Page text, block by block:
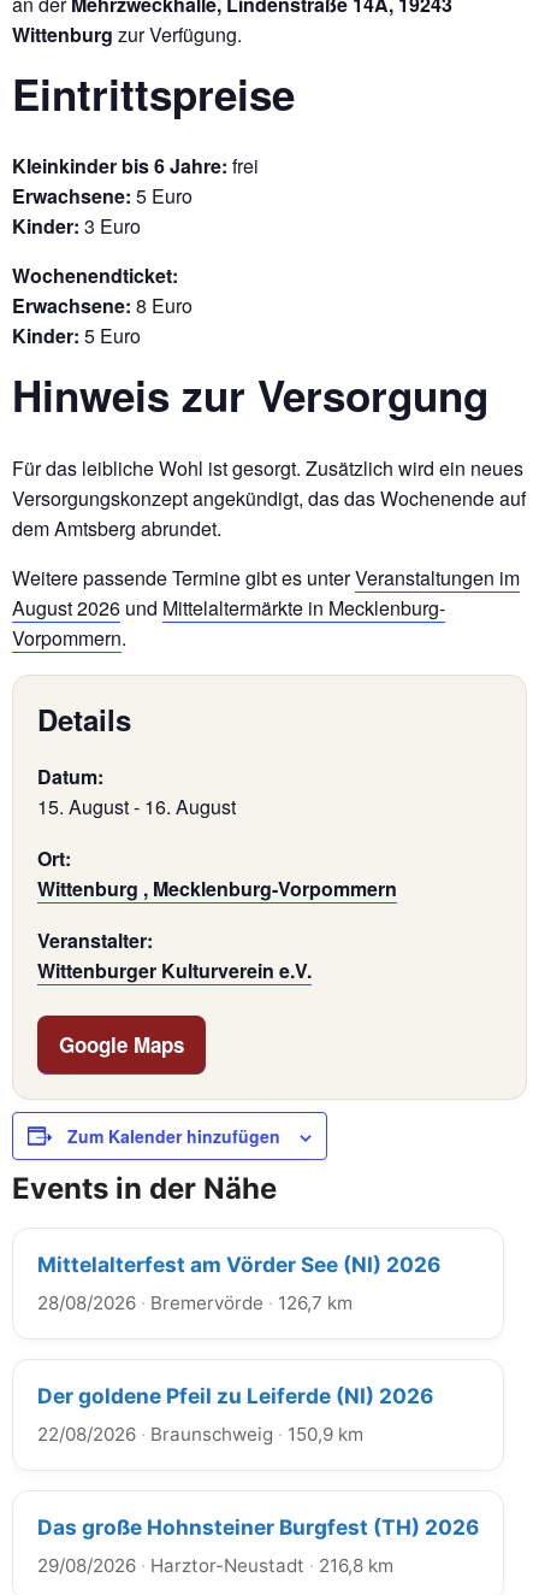
Wittenburg zur Verfügung.
Eintrittspreise
Kleinkinder bis 6 Jahre: frei
Erwachsene: 5 Euro
Kinder: 3 Euro
Wochenendticket:
Erwachsene: 8 Euro
Kinder: 5 Euro
Hinweis zur Versorgung
Für das leibliche Wohl ist gesorgt. Zusätzlich wird ein neues
Versorgungskonzept angekündigt, das das Wochenende auf
dem Amtsberg abrundet.
Weitere passende Termine gibt es unterVeranstaltungen im
August 2026 und Mittelaltermärkte in Mecklenburg-
Vorpommern.
Details
Datum:
15. August- 16. August
Ort:
Wittenburg , Mecklenburg-Vorpommern
Veranstalter:
Wittenburger Kulturverein e.V.
Google Maps
Zum Kalender hinzufügen
Events in der Nähe
Mittelalterfest am Vörder See (NI) 2026
28/08/2026 · Bremervörde · 126,7 km
Der goldene Pfeil zu Leiferde (NI) 2026
22/08/2026 · Braunschweig · 150,9 km
Das große Hohnsteiner Burgfest (TH) 2026
29/08/2026 · Harztor-Neustadt · 216,8 km